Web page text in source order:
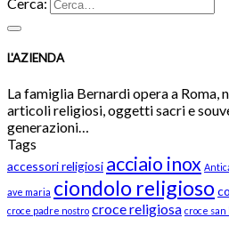
L'AZIENDA
La famiglia Bernardi opera a Roma,
articoli religiosi, oggetti sacri e
generazioni…
Tags
accessori religiosi acciaio inox
ave maria ciondolo religioso
croce padre nostro croce religiosa croce